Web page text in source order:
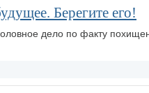
Берегите его!
дело по факту